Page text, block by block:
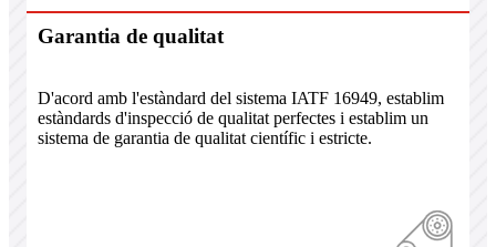
Garantia de qualitat
D'acord amb l'estàndard del sistema IATF 16949, establim
estàndards d'inspecció de qualitat perfectes i establim un
sistema de garantia de qualitat científic i estricte.